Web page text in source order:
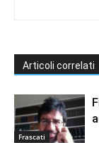
Articoli correlati
Frascati